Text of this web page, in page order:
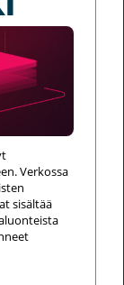
Verkossa
sisältää